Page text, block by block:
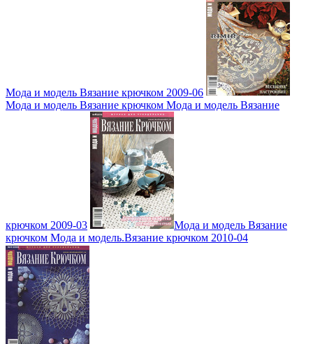
Мода и модель Вязание крючком 2009-06
Мода и модель Вязание крючком Мода и модель Вязание
крючком 2009-03
Мода и модель Вязание
крючком Мода и модель.Вязание крючком 2010-04